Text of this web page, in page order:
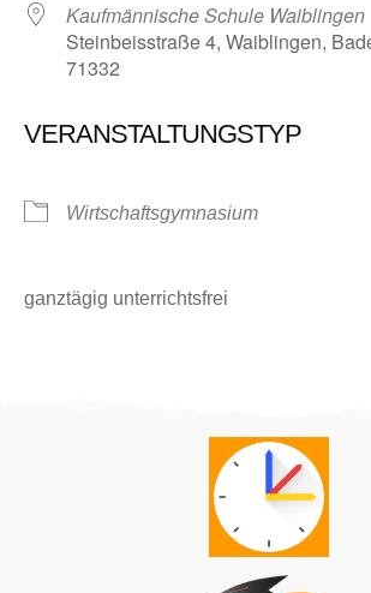
Kaufmännische Schule Waiblingen
Steinbeisstraße 4, Waiblingen,
71332
VERANSTALTUNGSTYP
Wirtschaftsgymnasium
ganztägig unterrichtsfrei